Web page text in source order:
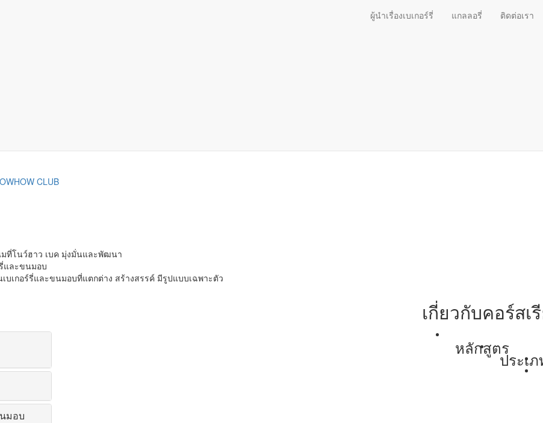
ผู้นำเรื่องเบเกอร์รี่ แกลลอรี่ ติดต่อเรา
CLUB
ที่โนว์ฮาว เบค มุ่งมั่นและพัฒนา
และขนมอบ
บเกอร์รี่และขนมอบที่แตกต่าง สร้างสรรค์ มีรูปแบบเฉพาะตัว
มอบ
เกี่ยวกับคอร์สเ
หลักสูตร
ประเ